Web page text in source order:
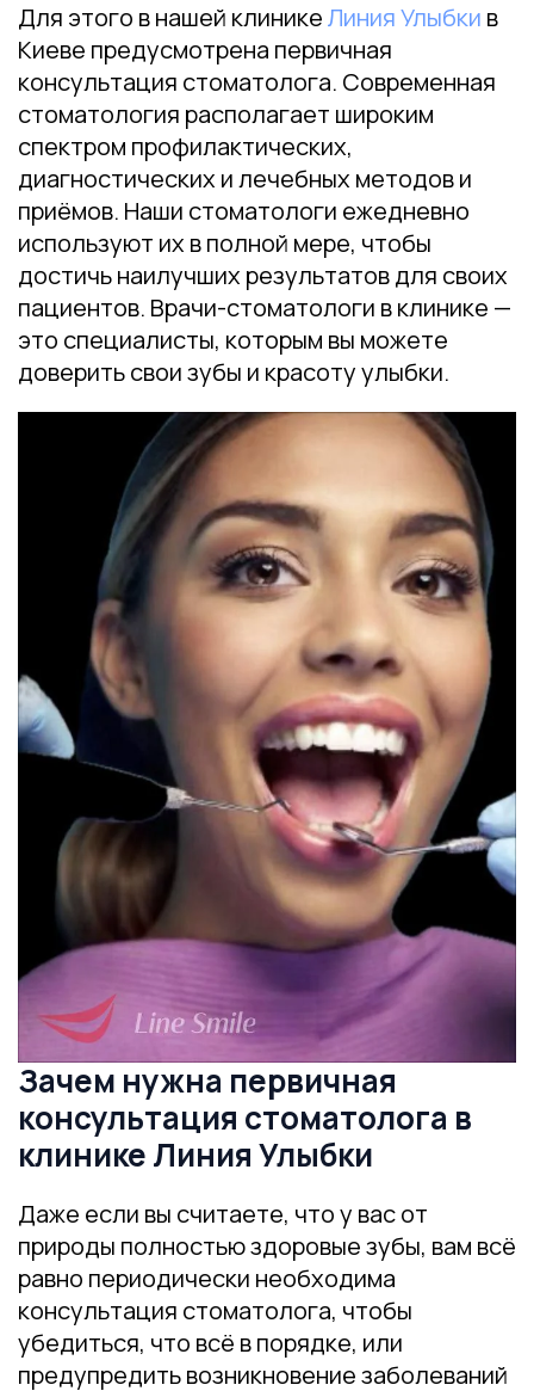
Для этого в нашей клиникеЛиния Улыбки в
Киеве предусмотрена первичная
консультация стоматолога. Современная
стоматология располагает широким
спектром профилактических,
диагностических и лечебных методов и
приёмов. Наши стоматологи ежедневно
используют их в полной мере, чтобы
достичь наилучших результатов для своих
пациентов. Врачи-стоматологи в клинике —
это специалисты, которым вы можете
доверить свои зубы и красоту улыбки.
Зачем нужна первичная
консультация стоматолога в
клинике Линия Улыбки
Даже если вы считаете, что у вас от
природы полностью здоровые зубы, вам всё
равно периодически необходима
консультация стоматолога, чтобы
убедиться, что всё в порядке, или
предупредить возникновение заболеваний